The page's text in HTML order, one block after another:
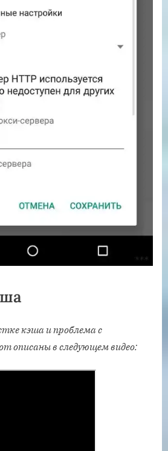
кэша и проблема с
описаны в следующем видео: